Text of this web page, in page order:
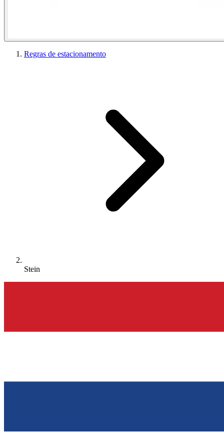
Regras de estacionamento
Stein